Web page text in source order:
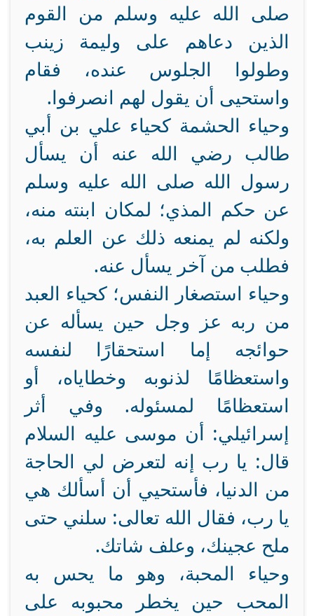
صلى الله عليه وسلم من القوم
الذين دعاهم على وليمة زينب
وطولوا الجلوس عنده، فقام
واستحيى أن يقول لهم انصرفوا.
وحياء الحشمة كحياء علي بن أبي
طالب رضي الله عنه أن يسأل
رسول الله صلى الله عليه وسلم
عن حكم المذي؛ لمكان ابنته منه،
ولكنه لم يمنعه ذلك عن العلم به،
فطلب من آخر يسأل عنه.
وحياء استصغار النفس؛ كحياء العبد
من ربه عز وجل حين يسأله عن
حوائجه إما استحقارًا لنفسه
واستعظامًا لذنوبه وخطاياه، أو
استعظامًا لمسئوله. وفي أثر
إسرائيلي: أن موسى عليه السلام
قال: يا رب إنه لتعرض لي الحاجة
من الدنيا، فأستحيي أن أسألك هي
يا رب، فقال الله تعالى: سلني حتى
ملح عجينك، وعلف شاتك.
وحياء المحبة، وهو ما يحس به
المحب حين يخطر محبوبه على